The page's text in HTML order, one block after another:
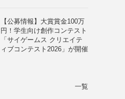
【公募情報】大賞賞金100万
円！学生向け創作コンテスト
「サイゲームス クリエイテ
ィブコンテスト2026」が開催
一覧